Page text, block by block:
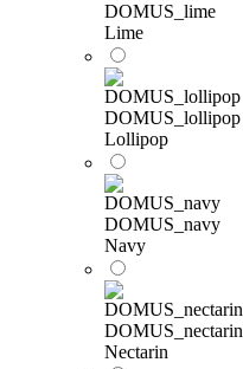
DOMUS_lime
Lime
DOMUS_lollipop
Lollipop
DOMUS_navy
Navy
DOMUS_nectarin
Nectarin